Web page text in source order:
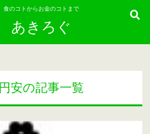
食のコトからお金のコトまで
あきろぐ
円安の記事一覧